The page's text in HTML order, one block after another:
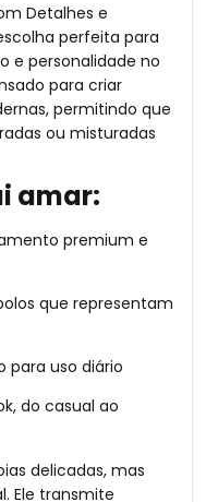
Detalhes e
perfeita para
e personalidade no
para criar
permitindo que
ou misturadas
amar:
premium e
que representam
para uso diário
do casual ao
delicadas, mas
Ele transmite